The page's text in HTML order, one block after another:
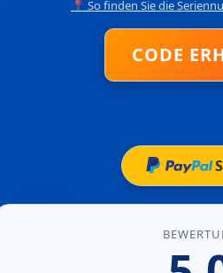
📍 So finden Sie die
CODE